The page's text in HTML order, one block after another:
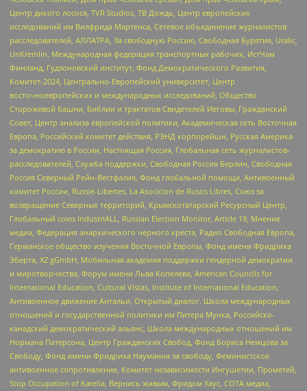
Центр дикого лосося, TVR Studios, ТВ Дождь, Центр европейских
исследований им Вилфрида Мартенса, Сетевое объединение журналистов
расследователей, АЛЛАТРА, За свободную Россию, Свободная Бурятия, Uralic,
UnKremlin, Международная федерация транспортных рабочих, ИстЧам
Финланд, Гудзоновский институт, Фонд Демократического Развития,
Комитет-2024, Центрально-Европейский университет, Центр
восточноевропейских и международных исследований, Общество
Сторожевой башни, Библии и трактатов Свидетелей Иеговы, Гражданский
Совет, Центр анализа европейской политики, Академическая сеть Восточная
Европа, Российский комитет действия, РЭНД корпорейшн, Русская Америка
за демократию в России, Настоящая Россия, Глобальная сеть журналистов-
расследователей, Служба поддержки, Свободная Россия Берлин, Свободная
Россия Северный Рейн-Вестфалия, Фонд глобальной помощи, Антивоенный
комитет России, Russie-Libertes, La Asocicion de Rusos Libres, Союз за
возвращение Северных территорий, Крымскотатарский Ресурсный Центр,
Глобальный союз IndustriALL, Russian Election Monitor, Article 19, Мнение
медиа, Федерация анархического черного креста, Радио Свободная Европа,
Германское общество изучения Восточной Европы, Фонд имени Фридриха
Эберта, XZ gGmbH, Мобильная академия поддержки гендерной демократии
и миротворчества, Форум имени Льва Копелева, American Councils for
International Education, Cultural Vistas, Institute of International Education,
Антивоенное движение Антальи, Открытый диалог, Школа международных
отношений и государственной политики им Питера Мунка, Российско-
канадский демократический альянс, Школа международных отношений им
Нормана Патерсона, Центр Гражданских Свобод, Фонд Бориса Немцова за
Свободу, Фонд имени Фридриха Науманна за свободу, Феминистское
антивоенное сопротивление, Комитет независимости Ингушетии, Прометей,
Stop Occupation of Karelia, Вернись живым, Фридом Хаус, СОТА медиа,